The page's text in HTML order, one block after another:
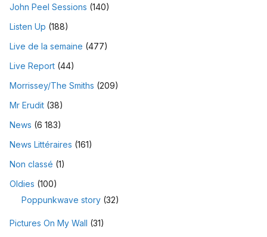
John Peel Sessions (140)
Listen Up (188)
Live de la semaine (477)
Live Report (44)
Morrissey/The Smiths (209)
Mr Erudit (38)
News (6 183)
News Littéraires (161)
Non classé (1)
Oldies (100)
Poppunkwave story (32)
Pictures On My Wall (31)